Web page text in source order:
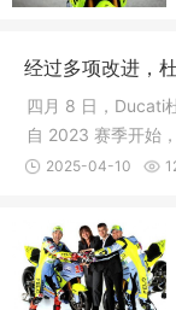
经过多项改进，
四月 8 日，Ducati
自 2023 赛季开始
（FIM2025-04-10